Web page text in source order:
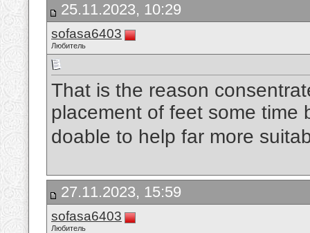
25.11.2023, 10:29
sofasa6403
Любитель
That is the reason
placement of feet some time
doable to help far more
27.11.2023, 15:59
sofasa6403
Любитель